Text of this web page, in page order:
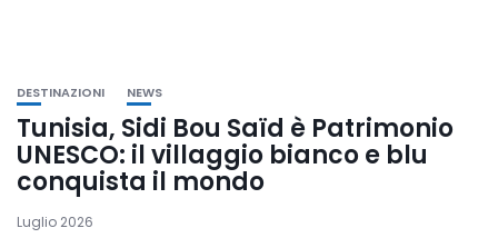
DESTINAZIONI NEWS
Tunisia, Sidi Bou Saïd è Patrimonio
UNESCO: il villaggio bianco e blu
conquista il mondo
Luglio 2026